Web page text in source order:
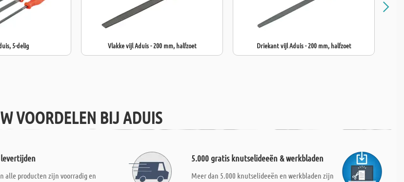
5-delig Vlakke vijl Aduis - 200 mm, halfzoet Driekant vijl Aduis - 200 mm, halfzoet
VOORDELEN BIJ ADUIS
alle producten zijn voorradig en
5.000 gratis knutselideeën & werkbladen
Meer dan 5.000 knutselideeën en werkbladen zijn